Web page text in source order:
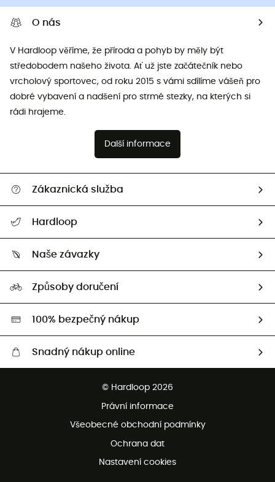
O nás
V Hardloop věříme, že příroda a pohyb by měly být
středobodem našeho života. Ať už jste začátečník nebo
vrcholový sportovec, od roku 2015 s vámi sdílíme vášeň pro
dobré vybavení a nadšení pro strmé stezky, na kterých si
rádi hrajeme.
Další informace
Zákaznická služba
Vrácení zboží a peněz
Hardloop
Naši Ambasadoři
Naše závazky
HardGreen
Způsoby doručení
100% bezpečný nákup
Snadný nákup online
Bezplatná zákaznická služba
© Hardloop 2026
Právní informace
Všeobecné obchodní podmínky
Ochrana dat
Nastavení cookies